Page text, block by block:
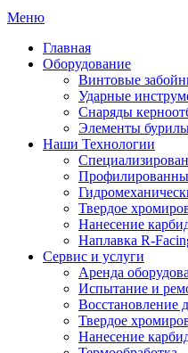
Меню
Главная
Оборудование
Винтовые
Ударные
Снаряды
Элементы
Наши Технологии
Твердое
Нанесение
Наплавка R-
Сервис и услуги
Аренда
Испытание и
Восстановление
Твердое
Нанесение